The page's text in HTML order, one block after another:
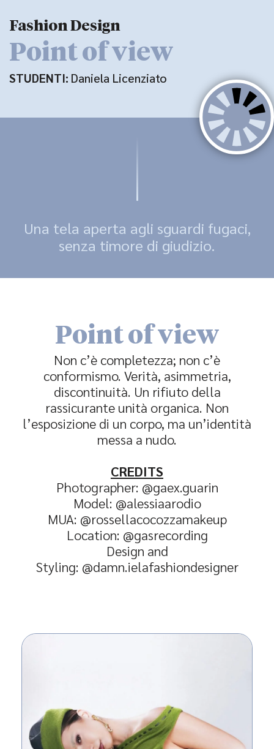
Fashion Design
Point of view
STUDENTI: Daniela Licenziato
Una tela aperta agli sguardi fugaci,
senza timore di giudizio.
Point of view
Non c’è completezza; non c’è
conformismo. Verità, asimmetria,
discontinuità. Un rifiuto della
rassicurante unità organica. Non
l’esposizione di un corpo, ma un’identità
messa a nudo.
CREDITS
Photographer: @gaex.guarin
Model: @alessiaarodio
MUA: @rossellacocozzamakeup
Location: @gasrecording
Design and
Styling: @damn.ielafashiondesigner